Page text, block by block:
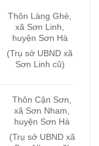
Thôn Làng Ghè,
xã Sơn Linh,
huyện Sơn Hà
(Trụ sở UBND xã
Sơn Linh cũ)
Thôn Cận Sơn,
xã Sơn Nham,
huyện Sơn Hà
(Trụ sở UBND xã